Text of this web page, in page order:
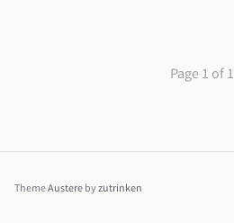
Page 1 of 1
ThemeAustere byzutrinken